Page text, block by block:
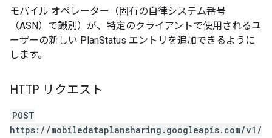
モバイル オペレーター（固有の自律システム番号
（ASN）で識別）が、特定のクライアントで使用されるユ
ーザーの新しい PlanStatus エントリを追加できるように
します。
HTTP リクエスト
POST
https://mobiledataplansharing.googleapis.com/v1/